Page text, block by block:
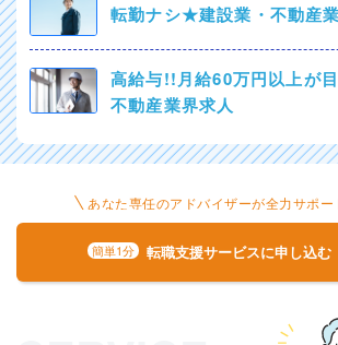
転勤ナシ★建設業・不動産
高給与!!月給60万円以上が
不動産業界求人
あなた専任のアドバイザーが全力サポー
簡単1分 転職支援サービスに申し込む